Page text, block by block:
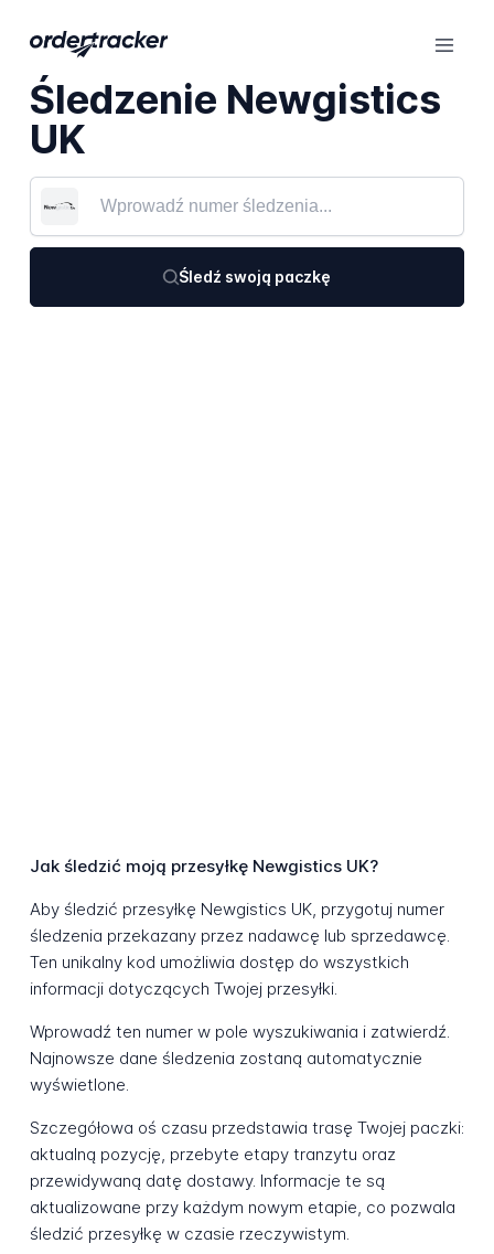
Śledzenie Newgistics
UK
Śledź swoją paczkę
Jak śledzić moją przesyłkę Newgistics UK?
Aby śledzić przesyłkę Newgistics UK, przygotuj numer
śledzenia przekazany przez nadawcę lub sprzedawcę.
Ten unikalny kod umożliwia dostęp do wszystkich
informacji dotyczących Twojej przesyłki.
Wprowadź ten numer w pole wyszukiwania i zatwierdź.
Najnowsze dane śledzenia zostaną automatycznie
wyświetlone.
Szczegółowa oś czasu przedstawia trasę Twojej paczki:
aktualną pozycję, przebyte etapy tranzytu oraz
przewidywaną datę dostawy. Informacje te są
aktualizowane przy każdym nowym etapie, co pozwala
śledzić przesyłkę w czasie rzeczywistym.